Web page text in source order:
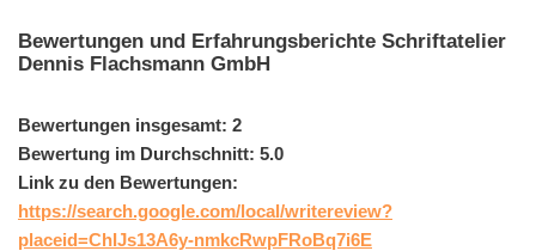
Bewertungen und Erfahrungsberichte Schriftatelier
Dennis Flachsmann GmbH
Bewertungen insgesamt: 2
Bewertung im Durchschnitt: 5.0
Link zu den Bewertungen:
https://search.google.com/local/writereview?
placeid=ChIJs13A6y-nmkcRwpFRoBq7i6E